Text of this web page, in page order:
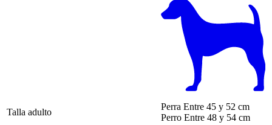
Talla adulto
Perra Entre 45 y 52 cm
Perro Entre 48 y 54 cm